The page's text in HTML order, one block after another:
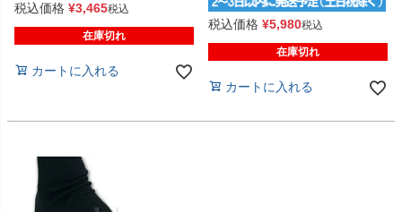
税込価格 ¥3,465税込
在庫切れ
カートに入れる
税込価格 ¥5,980税込
在庫切れ
カートに入れる